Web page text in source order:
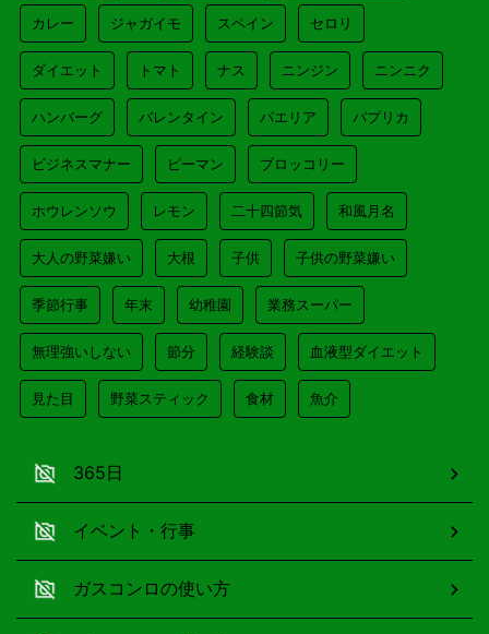
カレー ジャガイモ スペイン セロリ
ダイエット トマト ナス ニンジン ニンニク
ハンバーグ バレンタイン パエリア パプリカ
ビジネスマナー ピーマン ブロッコリー
ホウレンソウ レモン 二十四節気 和風月名
大人の野菜嫌い 大根 子供 子供の野菜嫌い
季節行事 年末 幼稚園 業務スーパー
無理強いしない 節分 経験談 血液型ダイエット
見た目 野菜スティック 食材 魚介
365日
イベント・行事
ガスコンロの使い方